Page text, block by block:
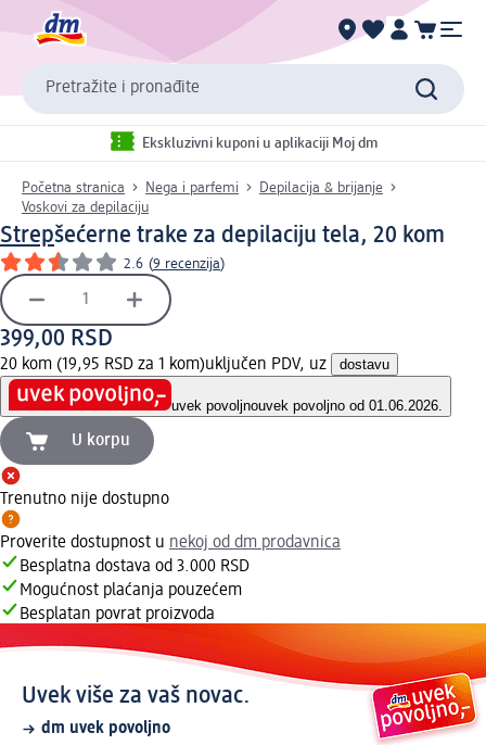
Pretražite i pronađite
Ekskluzivni kuponi u aplikaciji Moj dm
Početna stranica Nega i parfemi
Depilacija & brijanje
Voskovi za depilaciju
Strepšećerne trake za depilaciju tela, 20 kom
2.6 (9 recenzija)
399,00 RSD
20 kom (19,95 RSD za 1 kom)uključen PDV, uz dostavu
uvek povoljnouvek povoljno od 01.06.2026.
U korpu
Trenutno nije dostupno
Proverite dostupnost u nekoj od dm prodavnica
Besplatna dostava od 3.000 RSD
Mogućnost plaćanja pouzećem
Besplatan povrat proizvoda
Uvek više za vaš novac.
dm uvek povoljno